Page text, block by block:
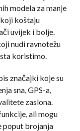
modela za manje
koštaju
uvijek i bolje.
nudi ravnotežu
koristimo.
značajki koje su
sna, GPS-a,
zaslona.
ali mogu
poput brojanja